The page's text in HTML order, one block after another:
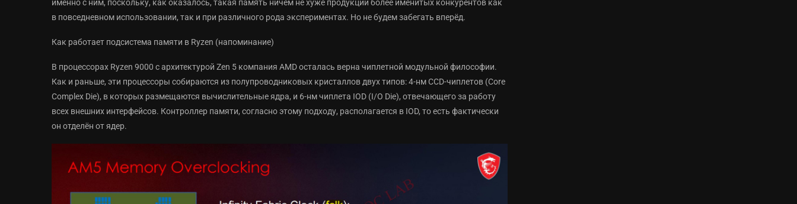
именно с ним, поскольку, как оказалось, такая память ничем не хуже продукции более именитых конкурентов как
в повседневном использовании, так и при различного рода экспериментах. Но не будем забегать вперёд.
Как работает подсистема памяти в Ryzen (напоминание)
В процессорах Ryzen 9000 с архитектурой Zen 5 компания AMD осталась верна чиплетной модульной философии.
Как и раньше, эти процессоры собираются из полупроводниковых кристаллов двух типов: 4-нм CCD-чиплетов (Core
Complex Die), в которых размещаются вычислительные ядра, и 6-нм чиплета IOD (I/O Die), отвечающего за работу
всех внешних интерфейсов. Контроллер памяти, согласно этому подходу, располагается в IOD, то есть фактически
он отделён от ядер.